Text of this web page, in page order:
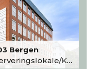
Bergen
Undervisning/Arrangement